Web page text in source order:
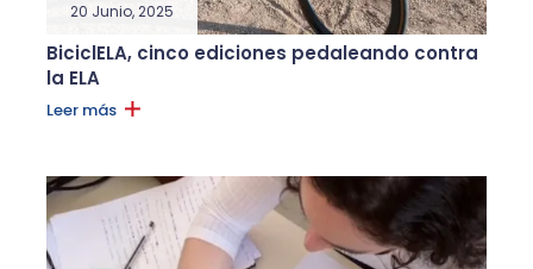
20 Junio, 2025
BiciclELA, cinco ediciones pedaleando contra
la ELA
Leer más